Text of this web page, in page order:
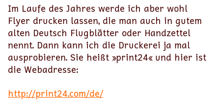
Im Laufe des Jahres werde ich aber wohl
Flyer drucken lassen, die man auch in gutem
alten Deutsch Flugblätter oder Handzettel
nennt. Dann kann ich die Druckerei ja mal
ausprobieren. Sie heißt »print24« und hier ist
die Webadresse:
http://print24.com/de/